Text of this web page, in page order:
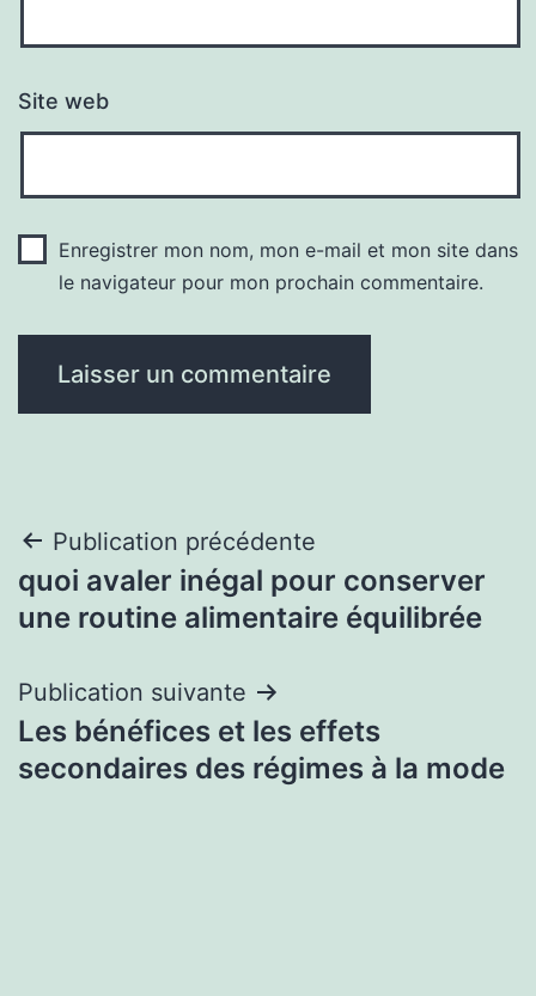
Site web
Enregistrer mon nom, mon e-mail et mon site dans
le navigateur pour mon prochain commentaire.
Navigation
de
Publication précédente
quoi avaler inégal pour conserver
une routine alimentaire équilibrée
Publication suivante
Les bénéfices et les effets
secondaires des régimes à la mode